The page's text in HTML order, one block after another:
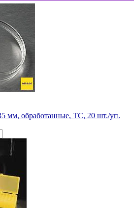
мм, обработанные, ТС, 20 шт./уп.